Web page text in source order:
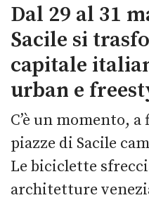
Dal 29 al 31
Sacile si
capitale
urban e
C’è un momento,
piazze di Sacile
Le biciclette
architetture